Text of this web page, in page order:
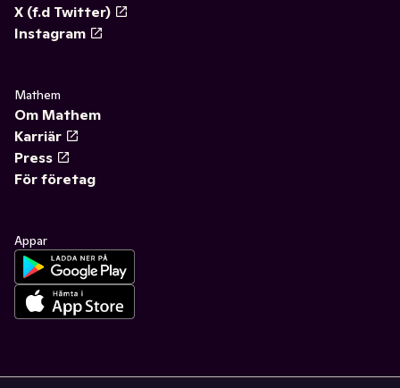
X (f.d Twitter)
Instagram
Mathem
Om Mathem
Karriär
Press
För företag
Appar